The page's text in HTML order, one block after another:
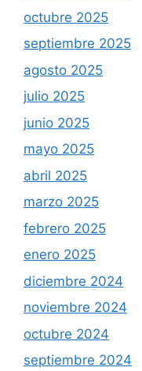
octubre 2025
septiembre 2025
agosto 2025
julio 2025
junio 2025
mayo 2025
abril 2025
marzo 2025
febrero 2025
enero 2025
diciembre 2024
noviembre 2024
octubre 2024
septiembre 2024